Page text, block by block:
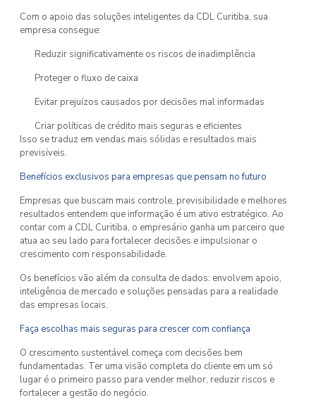
Com o apoio das soluções inteligentes da CDL Curitiba, sua
empresa consegue:
Reduzir significativamente os riscos de inadimplência
Proteger o fluxo de caixa
Evitar prejuízos causados por decisões mal informadas
Criar políticas de crédito mais seguras e eficientes
Isso se traduz em vendas mais sólidas e resultados mais
previsíveis.
Benefícios exclusivos para empresas que pensam no futuro
Empresas que buscam mais controle, previsibilidade e melhores
resultados entendem que informação é um ativo estratégico. Ao
contar com a CDL Curitiba, o empresário ganha um parceiro que
atua ao seu lado para fortalecer decisões e impulsionar o
crescimento com responsabilidade.
Os benefícios vão além da consulta de dados: envolvem apoio,
inteligência de mercado e soluções pensadas para a realidade
das empresas locais.
Faça escolhas mais seguras para crescer com confiança
O crescimento sustentável começa com decisões bem
fundamentadas. Ter uma visão completa do cliente em um só
lugar é o primeiro passo para vender melhor, reduzir riscos e
fortalecer a gestão do negócio.